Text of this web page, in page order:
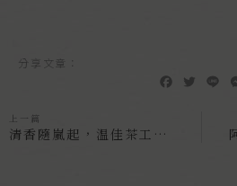
分享文章：
上一篇
清香隨嵐起，温佳茶工坊開啟部落茶香之旅